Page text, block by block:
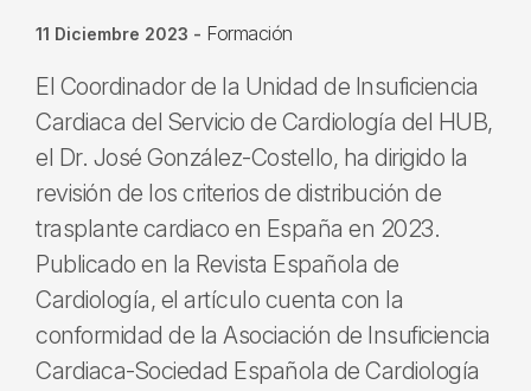
11 Diciembre 2023 - Formación
El Coordinador de la Unidad de Insuficiencia
Cardiaca del Servicio de Cardiología del HUB,
el Dr. José González-Costello, ha dirigido la
revisión de los criterios de distribución de
trasplante cardiaco en España en 2023.
Publicado en la Revista Española de
Cardiología, el artículo cuenta con la
conformidad de la Asociación de Insuficiencia
Cardiaca-Sociedad Española de Cardiología